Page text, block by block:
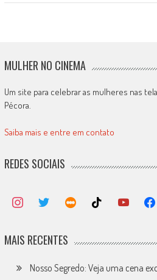
MULHER NO CINEMA
Um site para celebrar as mulheres nas
Pécora.
Saiba mais e entre em contato
REDES SOCIAIS
MAIS RECENTES
Nosso Segredo: Veja uma cena